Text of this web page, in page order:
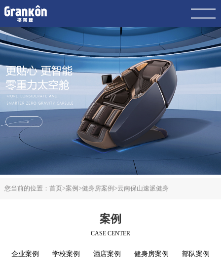
网站首页
品牌
荣泰
4K
产品
动态
联系
您当前的位置： 首页>案例 >健身房案例 >云南保山速派健身
案例
CASE CENTER
企业案例 学校案例 酒店案例 健身房案例 部队案例